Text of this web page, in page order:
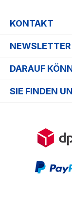
KONTAKT
NEWSLETTER
DARAUF
SIE FINDEN